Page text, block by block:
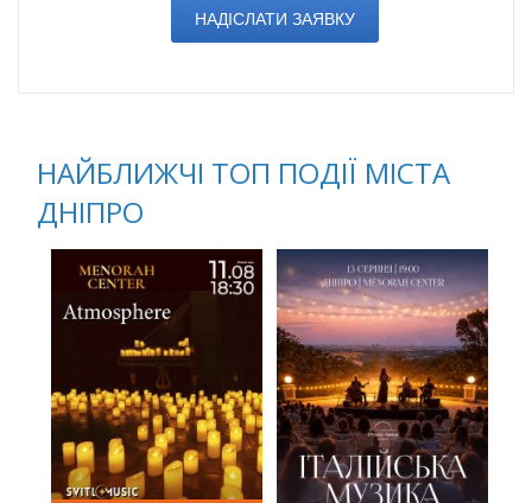
НАДІСЛАТИ ЗАЯВКУ
НАЙБЛИЖЧІ ТОП ПОДІЇ МІСТА
ДНІПРО